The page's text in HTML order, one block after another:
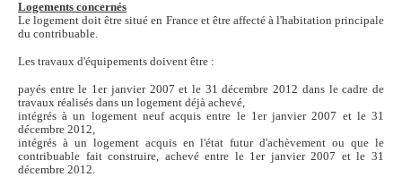
Logements concernés
Le logement doit être situé en France et être affecté à l'habitation principale
du contribuable.
Les travaux d'équipements doivent être :
payés entre le 1er janvier 2007 et le 31 décembre 2012 dans le cadre de
travaux réalisés dans un logement déjà achevé,
intégrés à un logement neuf acquis entre le 1er janvier 2007 et le 31
décembre 2012,
intégrés à un logement acquis en l'état futur d'achèvement ou que le
contribuable fait construire, achevé entre le 1er janvier 2007 et le 31
décembre 2012.